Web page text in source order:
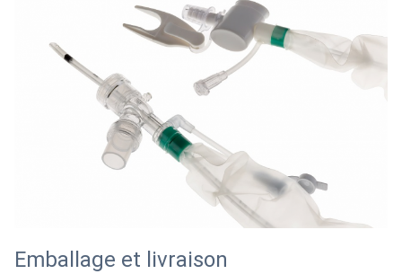
Emballage et livraison